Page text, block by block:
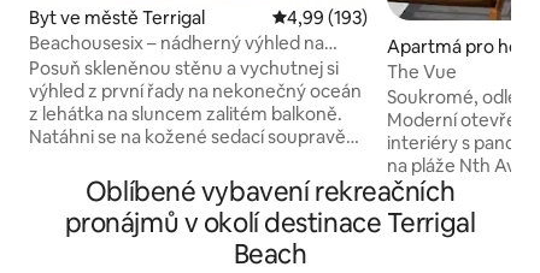
Byt ve městě Terrigal Průměrné hodnocení 4,99 z 5,
4,99 (193)
Beachousesix – nádherný výhled na
oceán ze stylového domova
Posuň skleněnou stěnu a vychutnej si
výhled z první řady na nekonečný oceán
z lehátka na sluncem zalitém balkoně.
Natáhni se na kožené sedací soupravě
pod střešními okny. Luxusní únik na pláž
Luxusní moderní apartmán s nádherným
výhledem na pláž Terrigal a Terrigal
Apartmá pro
ě North Avoca
The Vue
Soukromé,
Moderní
interiéry s
na pláže Nth
kuchyň s velkým
otevírá na krytou
grilem Luxusní
Oblíbené vybavení rekreačních
pronájmů v okolí destinace Terrigal
Beach